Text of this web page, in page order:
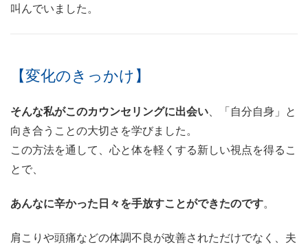
叫んでいました。
【変化のきっかけ】
そんな私がこのカウンセリングに出会い 、「自分自身」と
向き合うことの大切さを学びました。
この方法を通して、心と体を軽くする新しい視点を得るこ
とで、
あんなに辛かった日々を手放すことができたのです。
肩こりや頭痛などの体調不良が改善されただけでなく、夫